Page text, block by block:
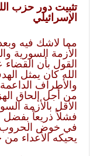
تثبيت دور حزب
الإسرائيلي
مما لاشك فيه
الأزمة السورية
القول بأن
الله كان يمثل
والأطراف
من أجل إلحاق
الأقل بالأزمة
فشلاً ذريعاً بفضل
في خوض الحروب
يحيكه الأعداء